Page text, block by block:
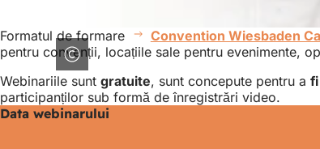
Formatul de formare Convention Wiesbaden
pentru convenții, locațiile sale pentru evenimente,
Webinariile sunt gratuite, sunt concepute pentru a
participanților sub formă de înregistrări video.
Data webinarului